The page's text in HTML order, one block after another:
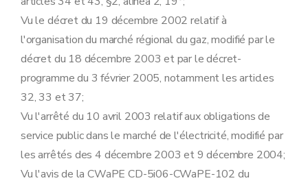
Art.24ter
Art. 24quater
Art.24 quinquies
Art. 24sexies
Art.24 octies
Art.24
24
Section 3 En matière de collecte des données
Art. 25
Section 4
En matière d'information et de sensibilisation à l'utilisation rationnelle de l'énergie et aux énergies renouvelables
Art. 25bis
Chapitre IV Obligations de service public à caractère social
Vu le décret du 19 décembre 2002 relatif à
l'organisation du marché régional du gaz, modifié par le
décret du 18 décembre 2003 et par le décret-
programme du 3 février 2005, notamment les articles
32, 33 et 37;
Vu l'arrêté du 10 avril 2003 relatif aux obligations de
service public dans le marché de l'électricité, modifié par
les arrêtés des 4 décembre 2003 et 9 décembre 2004;
Vu l'avis de la CWaPE CD-5i06-CWaPE-102 du